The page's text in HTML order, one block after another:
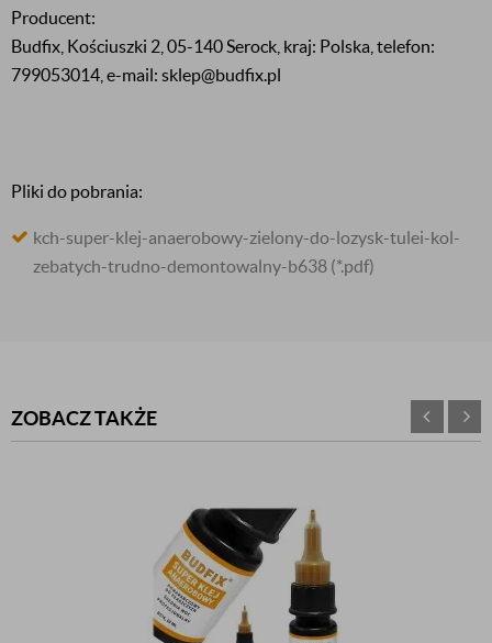
Producent:
Budfix, Kościuszki 2, 05-140 Serock, kraj: Polska, telefon:
799053014, e-mail: sklep@budfix.pl
Pliki do pobrania:
kch-super-klej-anaerobowy-zielony-do-lozysk-tulei-kol-
zebatych-trudno-demontowalny-b638 (*.pdf)
ZOBACZ TAKŻE